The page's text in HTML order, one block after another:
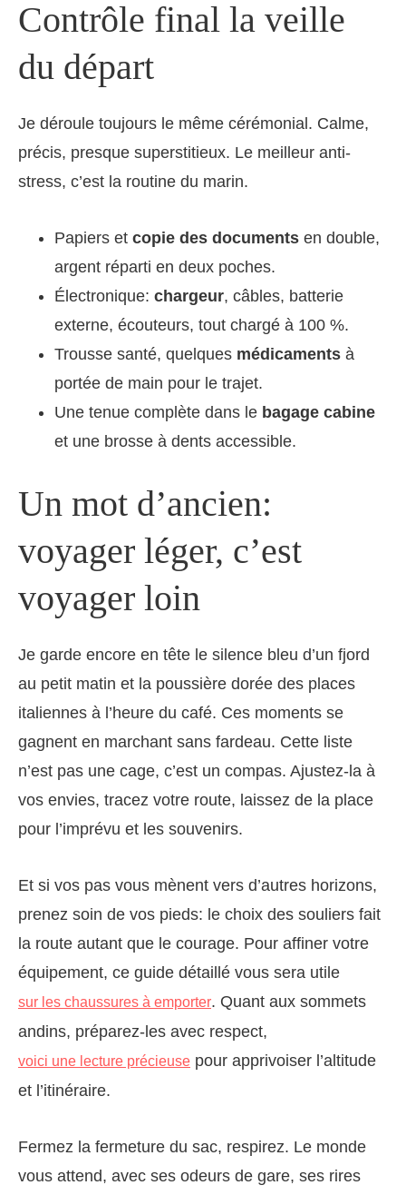
Contrôle final la veille
du départ
Je déroule toujours le même cérémonial. Calme,
précis, presque superstitieux. Le meilleur anti-
stress, c’est la routine du marin.
Papiers et copie des documents en double,
argent réparti en deux poches.
Électronique: chargeur, câbles, batterie
externe, écouteurs, tout chargé à 100 %.
Trousse santé, quelques médicaments à
portée de main pour le trajet.
Une tenue complète dans le bagage cabine
et une brosse à dents accessible.
Un mot d’ancien:
voyager léger, c’est
voyager loin
Je garde encore en tête le silence bleu d’un fjord
au petit matin et la poussière dorée des places
italiennes à l’heure du café. Ces moments se
gagnent en marchant sans fardeau. Cette liste
n’est pas une cage, c’est un compas. Ajustez-la à
vos envies, tracez votre route, laissez de la place
pour l’imprévu et les souvenirs.
Et si vos pas vous mènent vers d’autres horizons,
prenez soin de vos pieds: le choix des souliers fait
la route autant que le courage. Pour affiner votre
équipement, ce guide détaillé vous sera utile
sur les chaussures à emporter. Quant aux sommets
andins, préparez-les avec respect,
voici une lecture précieuse pour apprivoiser l’altitude
et l’itinéraire.
Fermez la fermeture du sac, respirez. Le monde
vous attend, avec ses odeurs de gare, ses rires